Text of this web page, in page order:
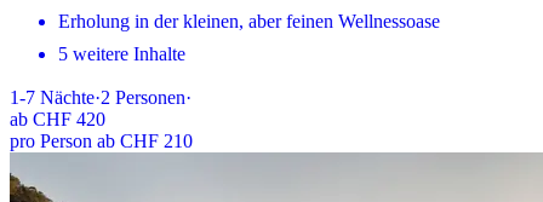
Erholung in der kleinen, aber feinen Wellnessoase
5 weitere Inhalte
1-7 Nächte·2 Personen·
ab CHF 420
pro Person ab CHF 210